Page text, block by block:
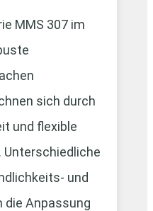
MMS 307 im
sich durch
und flexible
Unterschiedliche
und
die Anpassung